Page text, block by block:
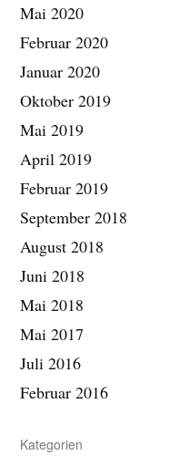
Mai 2020
Februar 2020
Januar 2020
Oktober 2019
Mai 2019
April 2019
Februar 2019
September 2018
August 2018
Juni 2018
Mai 2018
Mai 2017
Juli 2016
Februar 2016
Kategorien